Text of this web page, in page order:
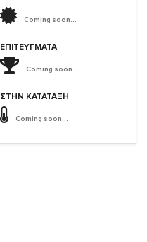
Coming soon...
ΕΠΙΤΕΎΓΜΑΤΑ
Coming soon...
ΣΤΗΝ ΚΑΤΆΤΑΞΗ
Coming soon...